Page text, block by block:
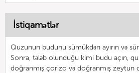
İstiqamətlər
Quzunun budunu sümükdən ayırın və
Sonra, tələb olunduğu kimi budu açın,
doğranmış çorizo və doğranmış zeytun